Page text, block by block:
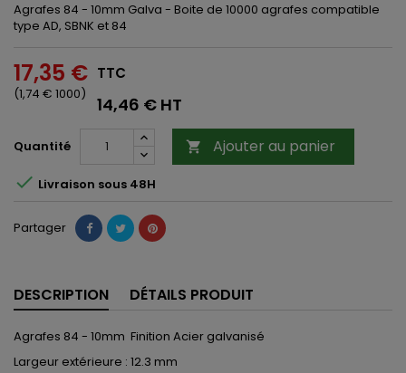
Agrafes 84 - 10mm Galva - Boite de 10000 agrafes compatible
type AD, SBNK et 84
17,35 €
(1,74 € 1000)
TTC
14,46 € HT
Quantité  Ajouter au panier
 Livraison sous 48H
Partager
DESCRIPTION DÉTAILS PRODUIT
Agrafes 84 - 10mm Finition Acier galvanisé
Largeur extérieure : 12.3 mm